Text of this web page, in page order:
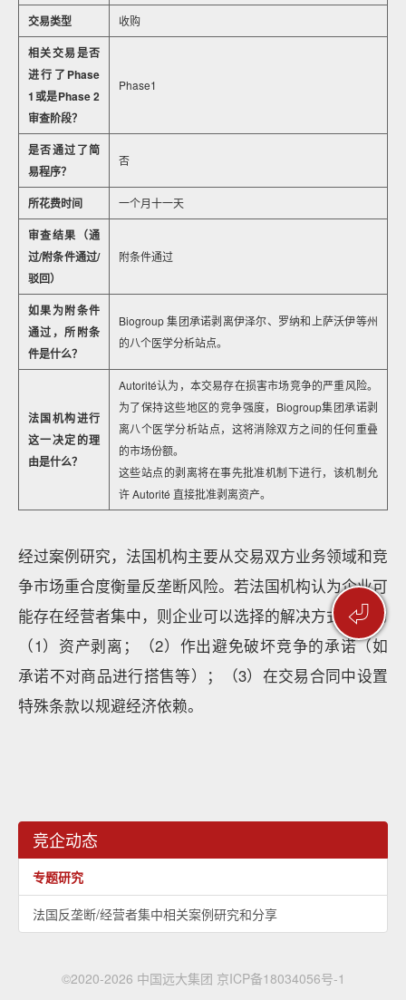
⏎
交易类型 收购
相关交易是否
进行了Phase
1或是Phase 2
审查阶段？
Phase1
是否通过了简
易程序？
否
所花费时间 一个月十一天
审查结果（通
过/附条件通过/
驳回）
附条件通过
如果为附条件
通过，所附条
件是什么？
Biogroup 集团承诺剥离伊泽尔、罗纳和上萨沃伊等州
的八个医学分析站点。
法国机构进行
这一决定的理
由是什么？
Autorité认为，本交易存在损害市场竞争的严重风险。
为了保持这些地区的竞争强度，Biogroup集团承诺剥
离八个医学分析站点，这将消除双方之间的任何重叠
的市场份额。
这些站点的剥离将在事先批准机制下进行，该机制允
许 Autorité 直接批准剥离资产。
经过案例研究，法国机构主要从交易双方业务领域和竞
争市场重合度衡量反垄断风险。若法国机构认为企业可
能存在经营者集中，则企业可以选择的解决方式主要为
（1）资产剥离；（2）作出避免破坏竞争的承诺（如
承诺不对商品进行搭售等）；（3）在交易合同中设置
特殊条款以规避经济依赖。
竞企动态
专题研究
法国反垄断/经营者集中相关案例研究和分享
©2020-2026 中国远大集团 京ICP备18034056号-1